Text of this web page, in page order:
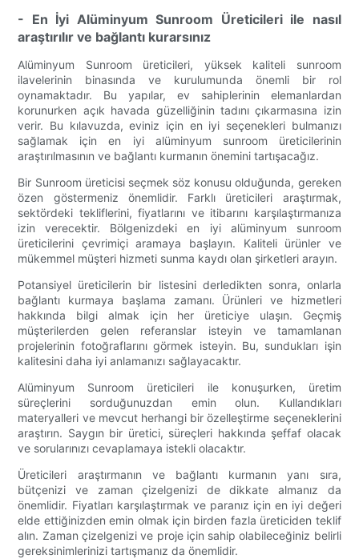
- En İyi Alüminyum Sunroom Üreticileri ile nasıl
araştırılır ve bağlantı kurarsınız
Alüminyum Sunroom üreticileri, yüksek kaliteli sunroom
ilavelerinin binasında ve kurulumunda önemli bir rol
oynamaktadır. Bu yapılar, ev sahiplerinin elemanlardan
korunurken açık havada güzelliğinin tadını çıkarmasına izin
verir. Bu kılavuzda, eviniz için en iyi seçenekleri bulmanızı
sağlamak için en iyi alüminyum sunroom üreticilerinin
araştırılmasının ve bağlantı kurmanın önemini tartışacağız.
Bir Sunroom üreticisi seçmek söz konusu olduğunda, gereken
özen göstermeniz önemlidir. Farklı üreticileri araştırmak,
sektördeki tekliflerini, fiyatlarını ve itibarını karşılaştırmanıza
izin verecektir. Bölgenizdeki en iyi alüminyum sunroom
üreticilerini çevrimiçi aramaya başlayın. Kaliteli ürünler ve
mükemmel müşteri hizmeti sunma kaydı olan şirketleri arayın.
Potansiyel üreticilerin bir listesini derledikten sonra, onlarla
bağlantı kurmaya başlama zamanı. Ürünleri ve hizmetleri
hakkında bilgi almak için her üreticiye ulaşın. Geçmiş
müşterilerden gelen referanslar isteyin ve tamamlanan
projelerinin fotoğraflarını görmek isteyin. Bu, sundukları işin
kalitesini daha iyi anlamanızı sağlayacaktır.
Alüminyum Sunroom üreticileri ile konuşurken, üretim
süreçlerini sorduğunuzdan emin olun. Kullandıkları
materyalleri ve mevcut herhangi bir özelleştirme seçeneklerini
araştırın. Saygın bir üretici, süreçleri hakkında şeffaf olacak
ve sorularınızı cevaplamaya istekli olacaktır.
Üreticileri araştırmanın ve bağlantı kurmanın yanı sıra,
bütçenizi ve zaman çizelgenizi de dikkate almanız da
önemlidir. Fiyatları karşılaştırmak ve paranız için en iyi değeri
elde ettiğinizden emin olmak için birden fazla üreticiden teklif
alın. Zaman çizelgenizi ve proje için sahip olabileceğiniz belirli
gereksinimlerinizi tartışmanız da önemlidir.